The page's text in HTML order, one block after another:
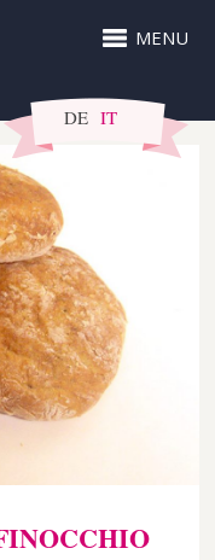
MENU
DE IT